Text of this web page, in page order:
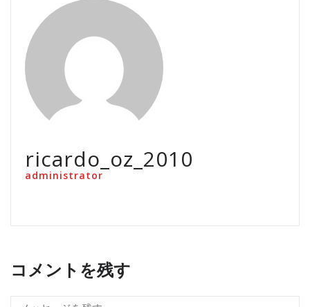
ricardo_oz_2010
administrator
コメントを残す